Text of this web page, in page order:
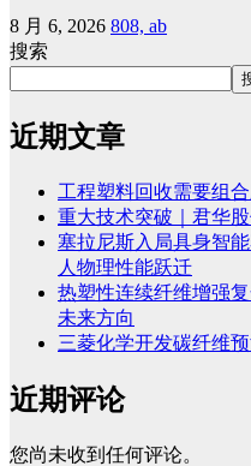
8 月 6, 2026 808, ab
搜索
近期文章
工程塑料回收需要组
重大技术突破｜君华
塞拉尼斯入局具身智
人物理性能跃迁
热塑性连续纤维增强
未来方向
三菱化学开发碳纤维
近期评论
您尚未收到任何评论。